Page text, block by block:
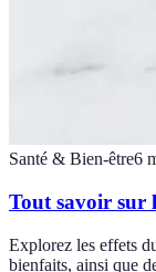
Santé & Bien-être6
Tout savoir sur
Explorez les effets
bienfaits, ainsi que